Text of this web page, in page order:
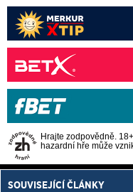
Hrajte zodpovědně.
hazardní hře může
SOUVISEJÍCÍ ČLÁNKY